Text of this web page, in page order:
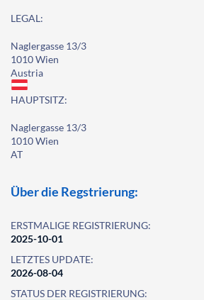
LEGAL:
Naglergasse 13/3
1010 Wien
Austria
HAUPTSITZ:
Naglergasse 13/3
1010 Wien
AT
Über die Regstrierung:
ERSTMALIGE REGISTRIERUNG:
2025-10-01
LETZTES UPDATE:
2026-08-04
STATUS DER REGISTRIERUNG: